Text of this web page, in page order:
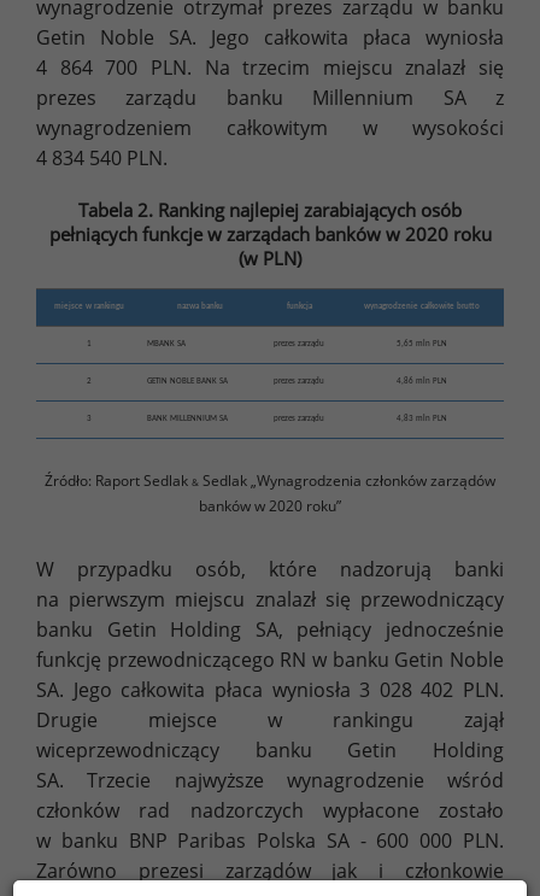
wynagrodzenie otrzymał prezes zarządu w banku
Getin Noble SA. Jego całkowita płaca wyniosła
4 864 700 PLN. Na trzecim miejscu znalazł się
prezes zarządu banku Millennium SA z
wynagrodzeniem całkowitym w wysokości
4 834 540 PLN.
Tabela 2. Ranking najlepiej zarabiających osób
pełniących funkcje w zarządach banków w 2020 roku
(w PLN)
miejsce w rankingu nazwa banku funkcja wynagrodzenie całkowite brutto
1 MBANK SA prezes zarządu 5,65 mln PLN
2 GETIN NOBLE BANK SA prezes zarządu 4,86 mln PLN
3 BANK MILLENNIUM SA prezes zarządu 4,83 mln PLN
Źródło: Raport Sedlak & Sedlak „Wynagrodzenia członków zarządów
banków w 2020 roku”
W przypadku osób, które nadzorują banki
na pierwszym miejscu znalazł się przewodniczący
banku Getin Holding SA, pełniący jednocześnie
funkcję przewodniczącego RN w banku Getin Noble
SA. Jego całkowita płaca wyniosła 3 028 402 PLN.
Drugie miejsce w rankingu zajął
wiceprzewodniczący banku Getin Holding
SA. Trzecie najwyższe wynagrodzenie wśród
członków rad nadzorczych wypłacone zostało
w banku BNP Paribas Polska SA - 600 000 PLN.
Zarówno prezesi zarządów jak i członkowie